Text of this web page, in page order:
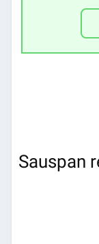
Sauspan